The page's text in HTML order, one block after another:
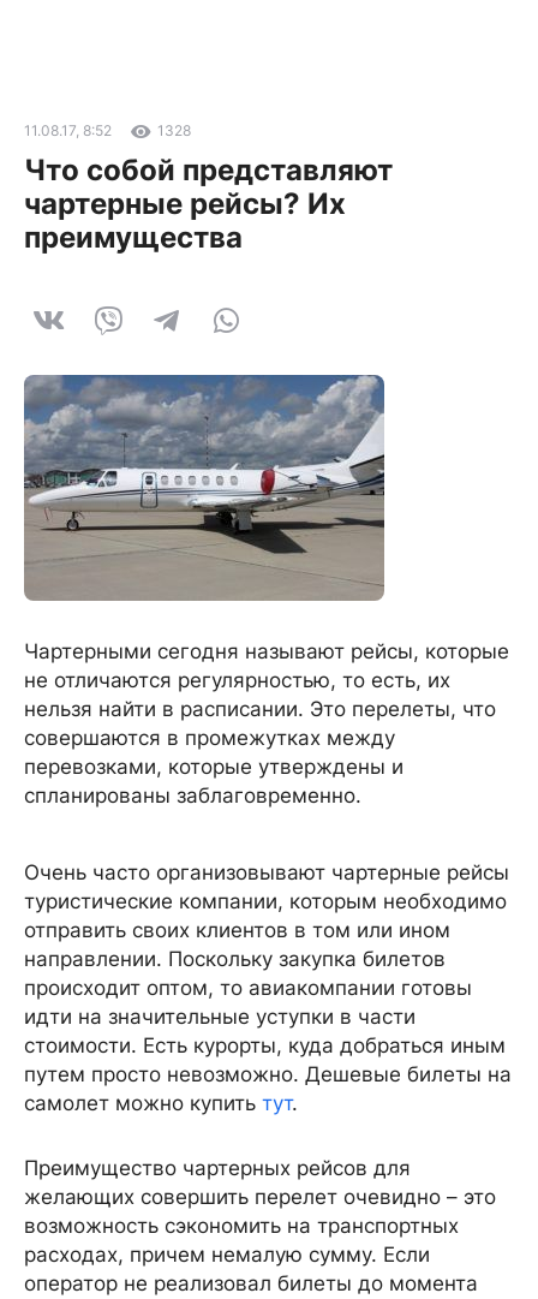
11.08.17, 8:52 1328
Что собой представляют
чартерные рейсы? Их
преимущества
Чартерными сегодня называют рейсы, которые
не отличаются регулярностью, то есть, их
нельзя найти в расписании. Это перелеты, что
совершаются в промежутках между
перевозками, которые утверждены и
спланированы заблаговременно.
Очень часто организовывают чартерные рейсы
туристические компании, которым необходимо
отправить своих клиентов в том или ином
направлении. Поскольку закупка билетов
происходит оптом, то авиакомпании готовы
идти на значительные уступки в части
стоимости. Есть курорты, куда добраться иным
путем просто невозможно. Дешевые билеты на
самолет можно купить тут.
Преимущество чартерных рейсов для
желающих совершить перелет очевидно – это
возможность сэкономить на транспортных
расходах, причем немалую сумму. Если
оператор не реализовал билеты до момента